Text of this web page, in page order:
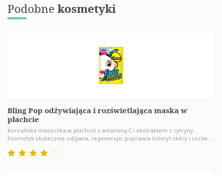
Podobne kosmetyki
Bling Pop odżywiająca i rozświetlająca maska w
płachcie
Koreańska maseczka w płachcie z witaminą C i ekstraktem z cytryny.
Kosmetyk skutecznie odżywia, regeneruje, poprawia koloryt skóry i rozśw...